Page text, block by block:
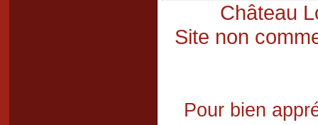
Château
Site non
Pour bien